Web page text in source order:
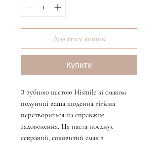
Додати у кошик
Купити
З зубною пастою Hismile зі смаком
полуниці ваша щоденна гігієна
перетвориться на справжнє
задоволення. Ця паста поєднує
яскравий, соковитий смак з